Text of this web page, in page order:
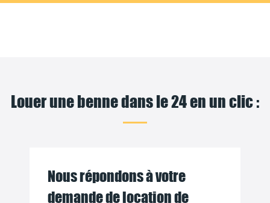
Louer une benne dans le 24 en un clic :
Nous répondons à votre
demande de location de